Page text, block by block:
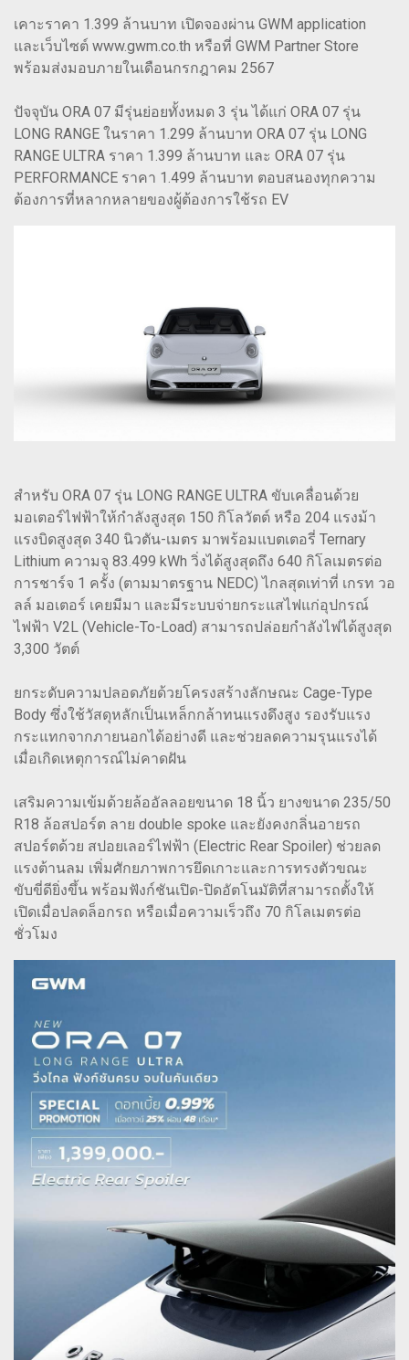
เคาะราคา 1.399 ล้านบาท เปิดจองผ่าน GWM application
และเว็บไซต์ www.gwm.co.th หรือที่ GWM Partner Store
พร้อมส่งมอบภายในเดือนกรกฎาคม 2567
ปัจจุบัน ORA 07 มีรุ่นย่อยทั้งหมด 3 รุ่น ได้แก่ ORA 07 รุ่น
LONG RANGE ในราคา 1.299 ล้านบาท ORA 07 รุ่น LONG
RANGE ULTRA ราคา 1.399 ล้านบาท และ ORA 07 รุ่น
PERFORMANCE ราคา 1.499 ล้านบาท ตอบสนองทุกความ
ต้องการที่หลากหลายของผู้ต้องการใช้รถ EV
สำหรับ ORA 07 รุ่น LONG RANGE ULTRA ขับเคลื่อนด้วย
มอเตอร์ไฟฟ้าให้กำลังสูงสุด 150 กิโลวัตต์ หรือ 204 แรงม้า
แรงบิดสูงสุด 340 นิวตัน-เมตร มาพร้อมแบตเตอรี่ Ternary
Lithium ความจุ 83.499 kWh วิ่งได้สูงสุดถึง 640 กิโลเมตรต่อ
การชาร์จ 1 ครั้ง (ตามมาตรฐาน NEDC) ไกลสุดเท่าที่ เกรท วอ
ลล์ มอเตอร์ เคยมีมา และมีระบบจ่ายกระแสไฟแก่อุปกรณ์
ไฟฟ้า V2L (Vehicle-To-Load) สามารถปล่อยกำลังไฟได้สูงสุด
3,300 วัตต์
ยกระดับความปลอดภัยด้วยโครงสร้างลักษณะ Cage-Type
Body ซึ่งใช้วัสดุหลักเป็นเหล็กกล้าทนแรงดึงสูง รองรับแรง
กระแทกจากภายนอกได้อย่างดี และช่วยลดความรุนแรงได้
เมื่อเกิดเหตุการณ์ไม่คาดฝัน
เสริมความเข้มด้วยล้ออัลลอยขนาด 18 นิ้ว ยางขนาด 235/50
R18 ล้อสปอร์ต ลาย double spoke และยังคงกลิ่นอายรถ
สปอร์ตด้วย สปอยเลอร์ไฟฟ้า (Electric Rear Spoiler) ช่วยลด
แรงต้านลม เพิ่มศักยภาพการยึดเกาะและการทรงตัวขณะ
ขับขี่ดียิ่งขึ้น พร้อมฟังก์ชันเปิด-ปิดอัตโนมัติที่สามารถตั้งให้
เปิดเมื่อปลดล็อกรถ หรือเมื่อความเร็วถึง 70 กิโลเมตรต่อ
ชั่วโมง